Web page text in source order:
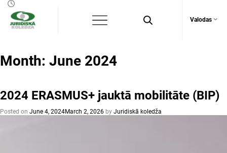
Valodas
Month: June 2024
2024 ERASMUS+ jauktā mobilitāte (BIP)
Posted on June 4, 2024March 2, 2026 by Juridiskā koledža